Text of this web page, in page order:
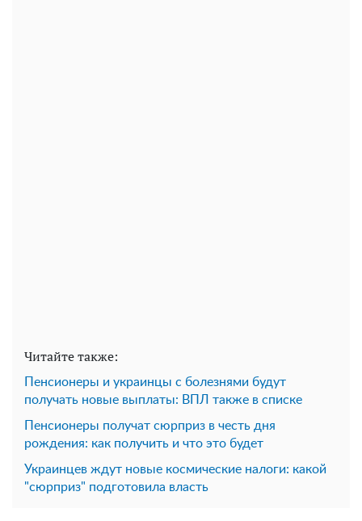
Читайте также:
Пенсионеры и украинцы с болезнями будут
получать новые выплаты: ВПЛ также в списке
Пенсионеры получат сюрприз в честь дня
рождения: как получить и что это будет
Украинцев ждут новые космические налоги: какой
"сюрприз" подготовила власть